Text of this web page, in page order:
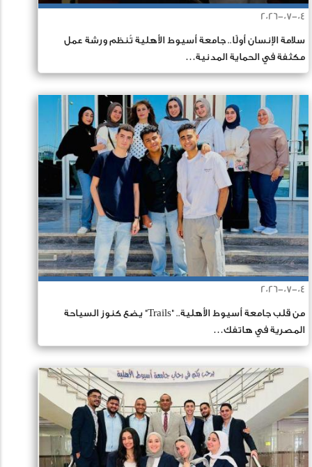
2026-07-04
سلامة الإنسان أولًا.. جامعة أسيوط الأهلية تُنظم ورشة عمل
مكثفة في الحماية المدنية…
2026-07-04
من قلب جامعة أسيوط الأهلية.. "Trails" يضع كنوز السياحة
المصرية في هاتفك…